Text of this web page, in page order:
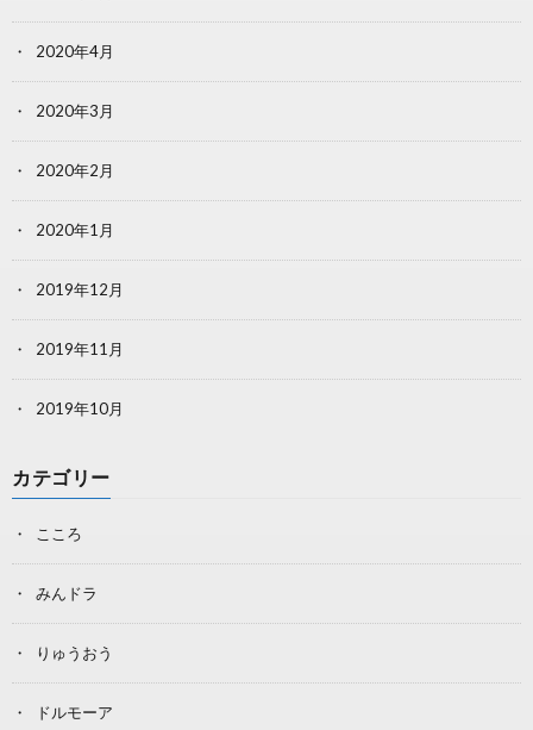
2020年4月
2020年3月
2020年2月
2020年1月
2019年12月
2019年11月
2019年10月
カテゴリー
こころ
みんドラ
りゅうおう
ドルモーア